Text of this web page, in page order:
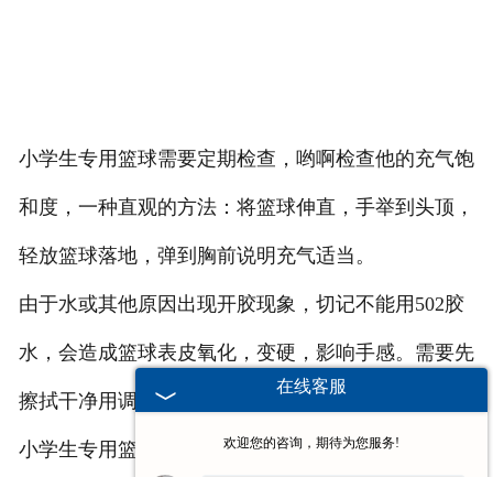
小学生专用篮球需要定期检查，哟啊检查他的充气饱
和度，一种直观的方法：将篮球伸直，手举到头顶，
轻放篮球落地，弹到胸前说明充气适当。
由于水或其他原因出现开胶现象，切记不能用502胶
水，会造成篮球表皮氧化，变硬，影响手感。需要先
擦拭干净用调和胶水进行粘合。
小学生专用篮球厂家是一家经营个中教学用品的厂
在线客服
欢迎您的咨询，期待为您服务!